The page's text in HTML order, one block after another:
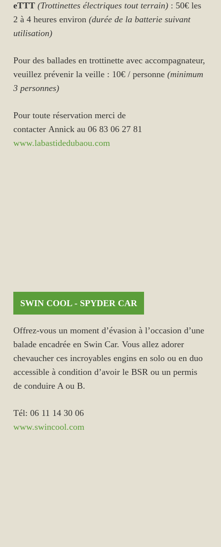
eTTT (Trottinettes électriques tout terrain): 50€ les
2 à 4 heures environ (durée de la batterie suivant
utilisation)
Pour des ballades en trottinette avec accompagnateur,
veuillez prévenir la veille : 10€ / personne (minimum
3 personnes)
Pour toute réservation merci de
contacter Annick au 06 83 06 27 81
www.labastidedubaou.com
SWIN COOL - SPYDER CAR
Offrez-vous un moment d’évasion à l’occasion d’une
balade encadrée en Swin Car. Vous allez adorer
chevaucher ces incroyables engins en solo ou en duo
accessible à condition d’avoir le BSR ou un permis
de conduire A ou B.
Tél: 06 11 14 30 06
www.swincool.com